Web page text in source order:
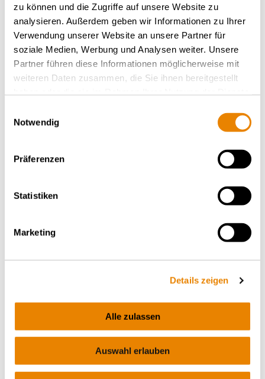
zu können und die Zugriffe auf unsere Website zu
analysieren. Außerdem geben wir Informationen zu Ihrer
Verwendung unserer Website an unsere Partner für
soziale Medien, Werbung und Analysen weiter. Unsere
Partner führen diese Informationen möglicherweise mit
weiteren Daten zusammen, die Sie ihnen bereitgestellt
Notwendig
Präferenzen
Statistiken
Marketing
Details zeigen
Alle zulassen
Auswahl erlauben
Wagon pour produits chimiques Zacens
Wagon-citerne pour produits chimiques
spéciaux, 69m³, Zacens
CHIMIE
Wascosa tank car 3000®, 95m³, Zans
PRODUITS PÉTROLIERS